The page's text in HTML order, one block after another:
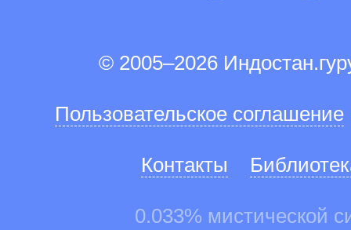
© 2005–2026
Пользовательское соглашение
Контакты
0.033% мистической